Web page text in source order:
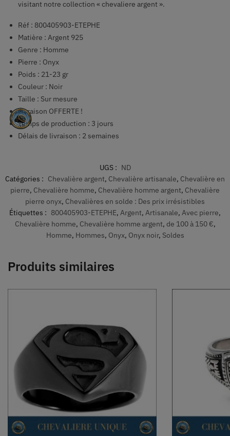
visitant notre collection « chevaliere argent ».
Réf : 800405903-ETEPHE
Matière : Argent 925
Genre : Homme
Pierre : Onyx
Poids : 21-23 gr
Couleur : Noir
Taille : Sur mesure
Livraison OFFERTE !
Temps de production : 3 jours
Délais de livraison : 2 semaines
UGS : ND
Catégories : Chevalière argent, Chevalière artisanale, Chevalière en
pierre, Chevalière homme, Chevalière homme argent, Chevalière
pierre onyx, Chevalières en solde : Des prix irrésistibles
Étiquettes : 800405903-ETEPHE, Argent, Artisanale, Avec pierre,
Chevalière homme, Chevalière homme argent, de 100 à 150 €,
Homme, Hommes, Onyx, Onyx noir, Soldes
Produits similaires